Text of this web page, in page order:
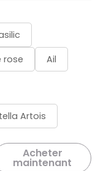
rose Ail
Artois
Acheter
maintenant